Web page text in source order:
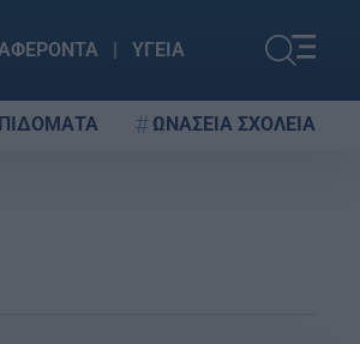
ΥΓΕΙΑ
ΩΝΑΣΕΙΑ ΣΧΟΛΕΙΑ